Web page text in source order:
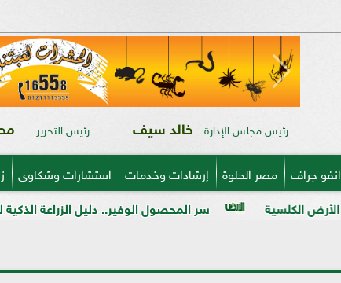
رئيس مجلس الإدارة خالد سيف رئيس التحرير
انفو جراف مصر الحلوة إرشادات وخدمات استشارات وشكاوى
سر المحصول الوفير.. دليل الزراعة الذكية للخيار من تجهيز